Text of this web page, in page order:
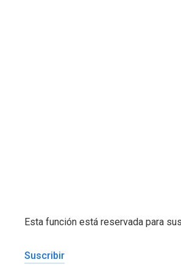
Esta función está reservada para
Suscribir